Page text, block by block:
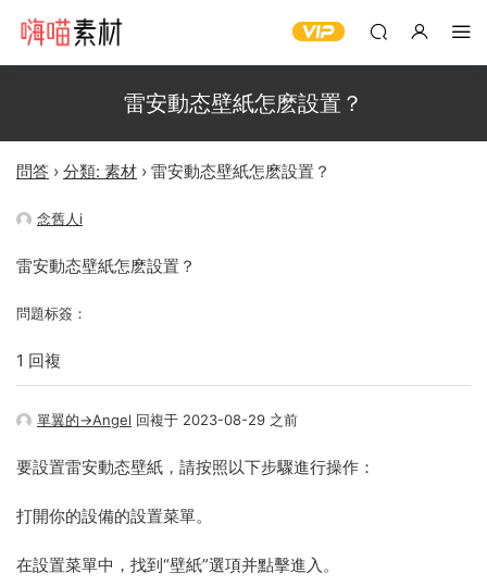
雷安動态壁紙怎麽設置？
問答 › 分類: 素材 › 雷安動态壁紙怎麽設置？
念舊人i
雷安動态壁紙怎麽設置？
問題标簽：
1 回複
單翼的→Angel 回複于 2023-08-29 之前
要設置雷安動态壁紙，請按照以下步驟進行操作：
打開你的設備的設置菜單。
在設置菜單中，找到“壁紙”選項并點擊進入。